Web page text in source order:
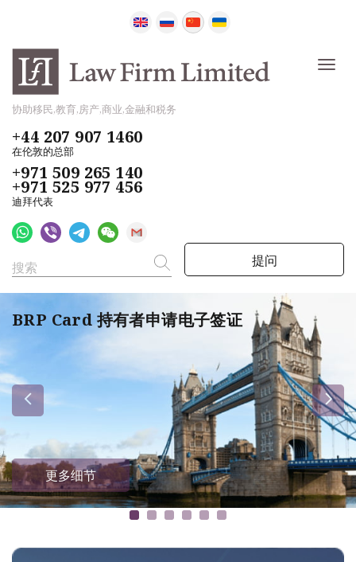
协助移民,教育,房产,商业,金融和税务
+44 207 907 1460
在伦敦的总部
+971 509 265 140
+971 525 977 456
迪拜代表
提问
BRP Card 持有者申请电子签证
更多细节